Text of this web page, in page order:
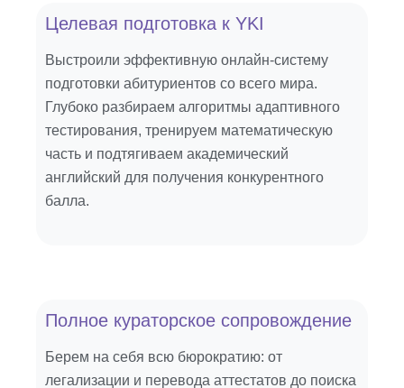
Целевая подготовка к YKI
Выстроили эффективную онлайн-систему
подготовки абитуриентов со всего мира.
Глубоко разбираем алгоритмы адаптивного
тестирования, тренируем математическую
часть и подтягиваем академический
английский для получения конкурентного
балла.
Полное кураторское сопровождение
Берем на себя всю бюрократию: от
легализации и перевода аттестатов до поиска